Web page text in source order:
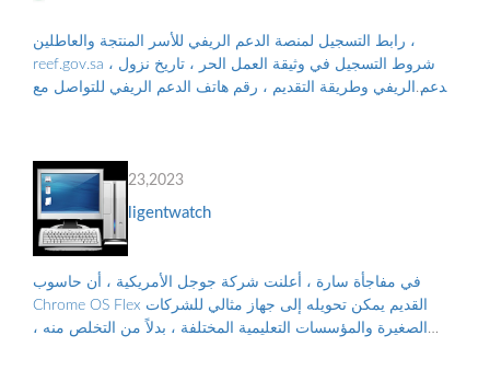
رابط التسجيل لمنصة الدعم الريفي للأسر المنتجة والعاطلين ،
reef.gov.sa ، شروط التسجيل في وثيقة العمل الحر ، تاريخ نزول
الدعم الريفي وطريقة التقديم ، رقم هاتف الدعم الريفي للتواصل مع
Mar 23,2023
intelligentwatch
في مفاجأة سارة ، أعلنت شركة جوجل الأمريكية ، أن حاسوب
Chrome OS Flex القديم يمكن تحويله إلى جهاز مثالي للشركات
الصغيرة والمؤسسات التعليمية المختلفة ، بدلاً من التخلص منه ،